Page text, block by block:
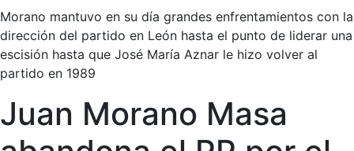
Morano mantuvo en su día grandes enfrentamientos con la
dirección del partido en León hasta el punto de liderar una
escisión hasta que José María Aznar le hizo volver al
partido en 1989
Juan Morano Masa